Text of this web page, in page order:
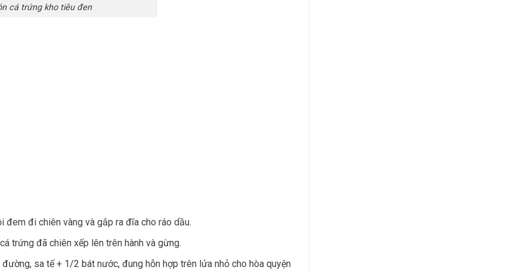
cá trứng kho tiêu đen
đi chiên vàng và gắp ra đĩa cho ráo dầu.
trứng đã chiên xếp lên trên hành và gừng.
sa tế + 1/2 bát nước, đung hỗn hợp trên lửa nhỏ cho hòa quyện